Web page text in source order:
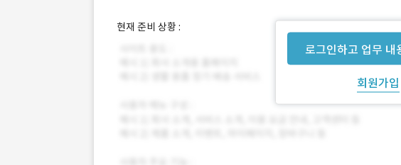
로그인하고 업무 내
회원가입
현재 준비 상황 :